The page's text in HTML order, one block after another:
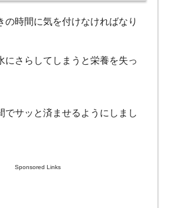
の時間に気を付けなければなり
にさらしてしまうと栄養を失っ
でサッと済ませるようにしまし
Sponsored Links